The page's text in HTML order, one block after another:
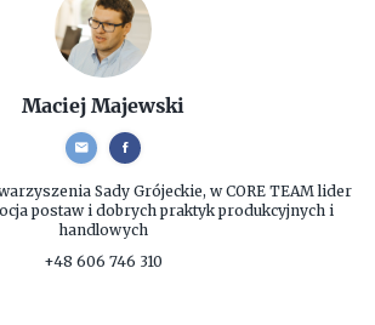
Maciej Majewski
Sady Grójeckie, w CORE TEAM lider
postaw i dobrych praktyk produkcyjnych i
handlowych
+48 606 746 310